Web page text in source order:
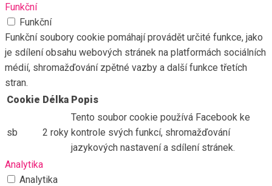
Funkční
Funkční
Funkční soubory cookie pomáhají provádět určité funkce, jako
je sdílení obsahu webových stránek na platformách sociálních
médií, shromažďování zpětné vazby a další funkce třetích
stran.
Cookie Délka Popis
sb 2 roky
Tento soubor cookie používá Facebook ke
kontrole svých funkcí, shromažďování
jazykových nastavení a sdílení stránek.
Analytika
Analytika